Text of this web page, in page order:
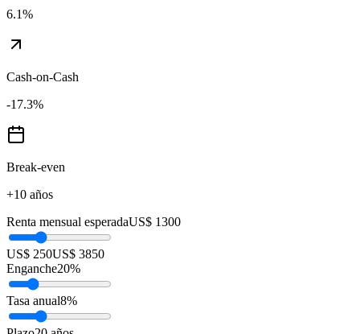
6.1%
Cash-on-Cash
-17.3%
Break-even
+10 años
Renta mensual esperadaUS$ 1300
US$ 250US$ 3850
Enganche20%
Tasa anual8%